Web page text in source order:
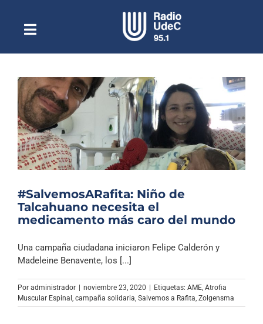
contenidoToggle
NavigationEscuchar Radio UdeC en vivo
Quiénes Somos
Programación
Podcast
Noticias
Columnas
Música Clásica
Especiales
#SalvemosARafita: Niño de
Talcahuano necesita el
medicamento más caro del mundo
Una campaña ciudadana iniciaron Felipe Calderón y
Madeleine Benavente, los [...]
Por administrador | noviembre 23, 2020 | Etiquetas: AME Atrofia
Muscular Espinal campaña solidaria Salvemos a Rafita Zolgensma